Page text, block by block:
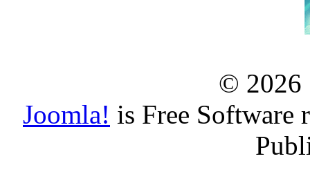
© 2026
Joomla! is Free Software